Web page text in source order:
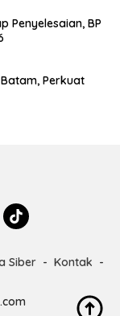
Penyelesaian, BP
Perkuat
Siber
Kontak